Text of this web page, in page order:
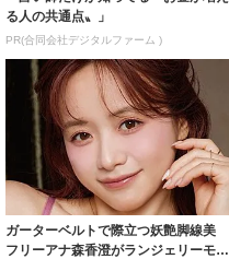
る人の共通点〟」
PR(合同会社デジタルファーム )
ガーターベルトで際立つ妖艶脚線美
フリーアナ森香澄がランジェリーモデ